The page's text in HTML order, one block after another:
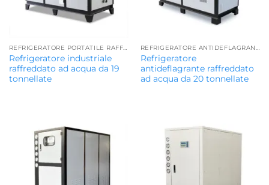
REFRIGERATORE PORTATILE RAFFREDDATO AD ACQUA
Refrigeratore industriale
raffreddato ad acqua da 19
tonnellate
REFRIGERATORE ANTIDEFLAGRANTE
Refrigeratore
antideflagrante raffreddato
ad acqua da 20 tonnellate